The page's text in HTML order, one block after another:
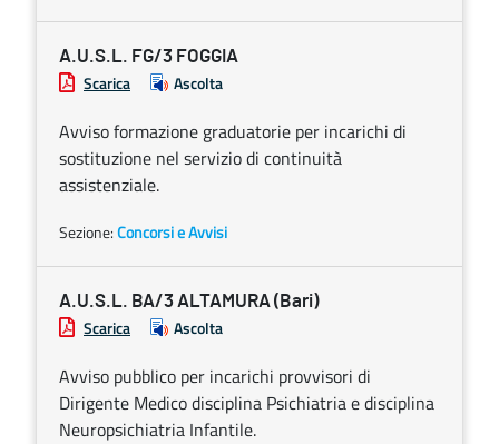
A.U.S.L. FG/3 FOGGIA
Scarica Ascolta
Avviso formazione graduatorie per incarichi di
sostituzione nel servizio di continuità
assistenziale.
Sezione:Concorsi e Avvisi
A.U.S.L. BA/3 ALTAMURA (Bari)
Scarica Ascolta
Avviso pubblico per incarichi provvisori di
Dirigente Medico disciplina Psichiatria e disciplina
Neuropsichiatria Infantile.